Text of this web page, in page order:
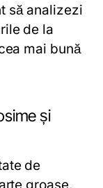
să analizezi
de la
mai bună
și
de